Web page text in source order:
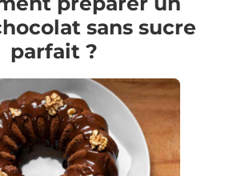
sans sucre
parfait ?